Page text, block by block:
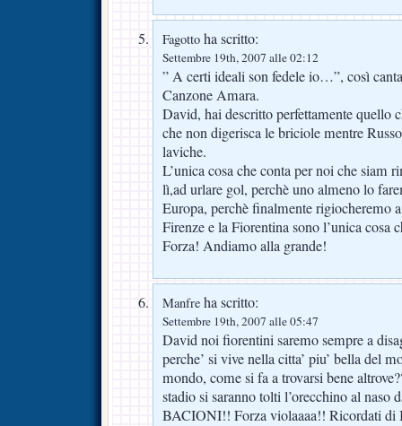
Fagotto ha scritto:
Settembre 19th, 2007 alle 02:12
” A certi ideali son fedele io…”, così
Canzone Amara.
David, hai descritto perfettamente quello
che non digerisca le briciole mentre
laviche.
L’unica cosa che conta per noi che siam
lì,ad urlare gol, perchè uno almeno lo
Europa, perchè finalmente rigiocheremo
Firenze e la Fiorentina sono l’unica cosa
Forza! Andiamo alla grande!
Manfre ha scritto:
Settembre 19th, 2007 alle 05:47
David noi fiorentini saremo sempre a
perche’ si vive nella citta’ piu’ bella del
mondo, come si fa a trovarsi bene
stadio si saranno tolti l’orecchino al
BACIONI!! Forza violaaaa!! Ricordati